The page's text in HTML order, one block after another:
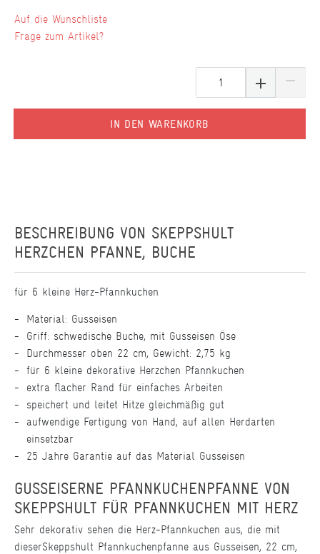
IN DEN WARENKORB
Wunschliste
Frage zum Artikel?
BESCHREIBUNG VON SKEPPSHULT
HERZCHEN PFANNE, BUCHE
für 6 kleine Herz-Pfannkuchen
Material: Gusseisen
Griff: schwedische Buche, mit Gusseisen Öse
Durchmesser oben 22 cm, Gewicht: 2,75 kg
für 6 kleine dekorative Herzchen Pfannkuchen
extra flacher Rand für einfaches Arbeiten
speichert und leitet Hitze gleichmäßig gut
aufwendige Fertigung von Hand, auf allen Herdarten
einsetzbar
25 Jahre Garantie auf das Material Gusseisen
GUSSEISERNE PFANNKUCHENPFANNE VON
SKEPPSHULT FÜR PFANNKUCHEN MIT HERZ
Sehr dekorativ sehen die Herz-Pfannkuchen aus, die mit
dieserSkeppshult Pfannkuchenpfanne aus Gusseisen, 22 cm,